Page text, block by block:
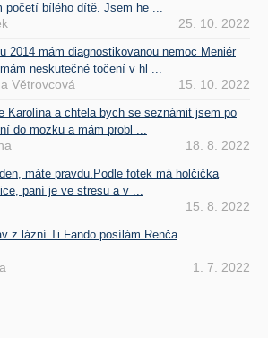
početí bílého dítě. Jsem he ...
25. 10. 2022
2014 mám diagnostikovanou nemoc Meniér
neskutečné točení v hl ...
Větrovcová 15. 10. 2022
Karolína a chtela bych se seznámit jsem po
do mozku a mám probl ...
18. 8. 2022
máte pravdu.Podle fotek má holčička
paní je ve stresu a v ...
15. 8. 2022
z lázní Ti Fando posílám Renča
1. 7. 2022